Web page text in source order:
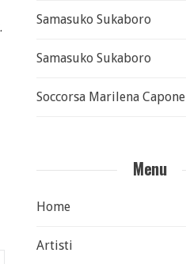
.
Samasuko Sukaboro
Samasuko Sukaboro
Soccorsa Marilena Capone
Menu
Home
Artisti